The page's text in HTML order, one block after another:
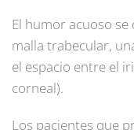
El humor acuoso
malla trabecular,
el espacio entre el
corneal).
Los pacientes que